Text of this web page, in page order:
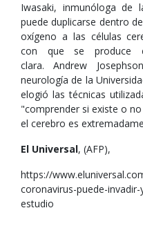
Iwasaki, inmunóloga de
puede duplicarse dentro
oxígeno a las células
con que se produce
clara. Andrew
neurología de la
elogió las técnicas
"comprender si existe o
el cerebro es
El Universal, (AFP),
https://
coronavirus-puede-
estudio